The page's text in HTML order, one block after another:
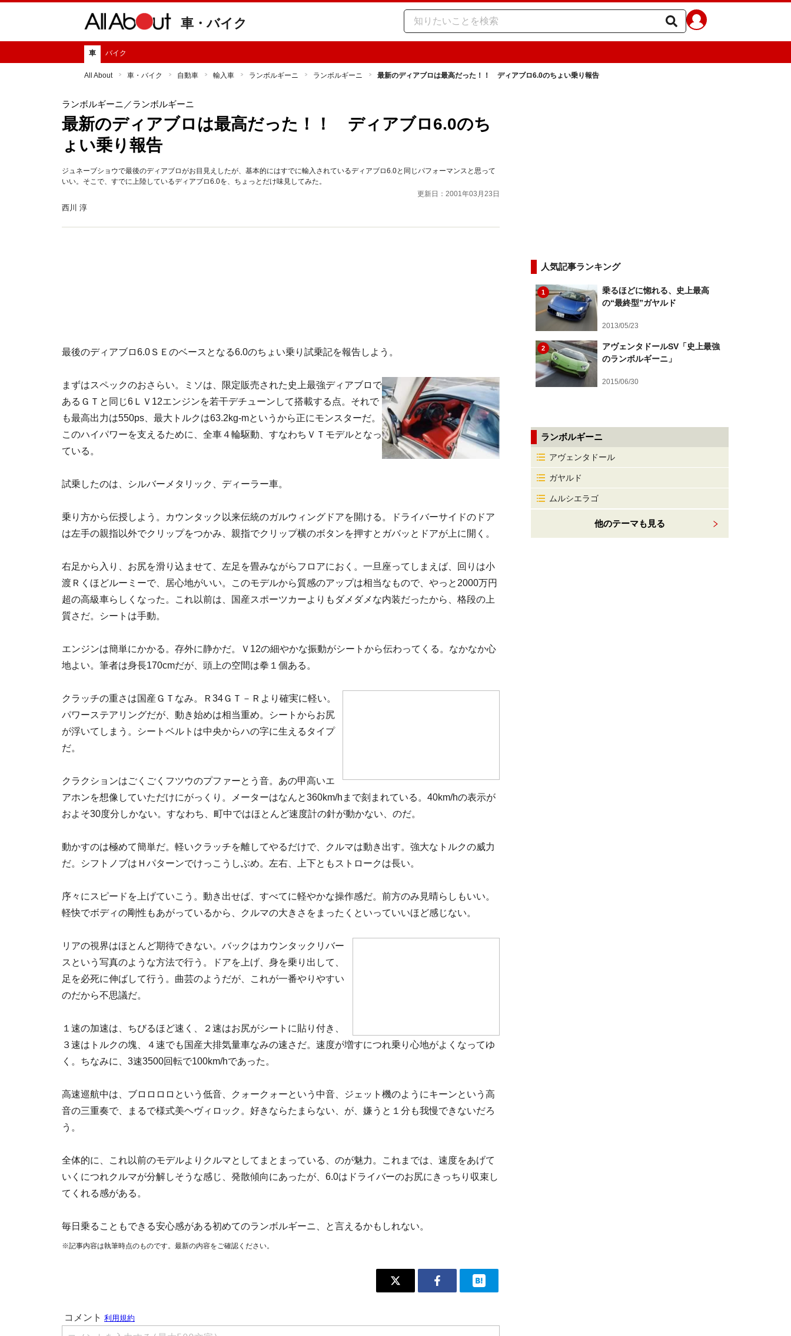
車・バイク
車 バイク
All About 車・バイク 自動車 輸入車 ランボルギーニ ランボルギーニ 最新のディアブロは最高だった！！ ディアブロ6.0のちょい乗り報告
ランボルギーニ ／ランボルギーニ
最新のディアブロは最高だった！！ ディアブロ6.0のち
ょい乗り報告
ジュネーブショウで最後のディアブロがお目見えしたが、基本的にはすでに輸入されているディアブロ6.0と同じパフォーマンスと思って
いい。そこで、すでに上陸しているディアブロ6.0を、ちょっとだけ味見してみた。
更新日：2001年03月23日
西川 淳
最後のディアブロ6.0ＳＥのベースとなる6.0のちょい乗り試乗記を報告しよう。
まずはスペックのおさらい。ミソは、限定販売された史上最強ディアブロで
あるＧＴと同じ6ＬＶ12エンジンを若干デチューンして搭載する点。それで
も最高出力は550ps、最大トルクは63.2kg-mというから正にモンスターだ。
このハイパワーを支えるために、全車４輪駆動、すなわちＶＴモデルとなっ
ている。
試乗したのは、シルバーメタリック、ディーラー車。
乗り方から伝授しよう。カウンタック以来伝統のガルウィングドアを開ける。ドライバーサイドのドア
は左手の親指以外でクリップをつかみ、親指でクリップ横のボタンを押すとガバッとドアが上に開く。
右足から入り、お尻を滑り込ませて、左足を畳みながらフロアにおく。一旦座ってしまえば、回りは小
渡Ｒくほどルーミーで、居心地がいい。このモデルから質感のアップは相当なもので、やっと2000万円
超の高級車らしくなった。これ以前は、国産スポーツカーよりもダメダメな内装だったから、格段の上
質さだ。シートは手動。
エンジンは簡単にかかる。存外に静かだ。Ｖ12の細やかな振動がシートから伝わってくる。なかなか心
地よい。筆者は身長170cmだが、頭上の空間は拳１個ある。
クラッチの重さは国産ＧＴなみ。Ｒ34ＧＴ－Ｒより確実に軽い。
パワーステアリングだが、動き始めは相当重め。シートからお尻
が浮いてしまう。シートベルトは中央からハの字に生えるタイプ
だ。
クラクションはごくごくフツウのプファーとう音。あの甲高いエ
アホンを想像していただけにがっくり。メーターはなんと360km/hまで刻まれている。40km/hの表示が
およそ30度分しかない。すなわち、町中ではほとんど速度計の針が動かない、のだ。
動かすのは極めて簡単だ。軽いクラッチを離してやるだけで、クルマは動き出す。強大なトルクの威力
だ。シフトノブはＨパターンでけっこうしぶめ。左右、上下ともストロークは長い。
序々にスピードを上げていこう。動き出せば、すべてに軽やかな操作感だ。前方のみ見晴らしもいい。
軽快でボディの剛性もあがっているから、クルマの大きさをまったくといっていいほど感じない。
リアの視界はほとんど期待できない。バックはカウンタックリバー
スという写真のような方法で行う。ドアを上げ、身を乗り出して、
足を必死に伸ばして行う。曲芸のようだが、これが一番やりやすい
のだから不思議だ。
１速の加速は、ちびるほど速く、２速はお尻がシートに貼り付き、
３速はトルクの塊、４速でも国産大排気量車なみの速さだ。速度が増すにつれ乗り心地がよくなってゆ
く。ちなみに、3速3500回転で100km/hであった。
高速巡航中は、ブロロロロという低音、クォークォーという中音、ジェット機のようにキーンという高
音の三重奏で、まるで様式美ヘヴィロック。好きならたまらない、が、嫌うと１分も我慢できないだろ
う。
全体的に、これ以前のモデルよりクルマとしてまとまっている、のが魅力。これまでは、速度をあげて
いくにつれクルマが分解しそうな感じ、発散傾向にあったが、6.0はドライバーのお尻にきっちり収束し
てくれる感がある。
毎日乗ることもできる安心感がある初めてのランボルギーニ、と言えるかもしれない。
※記事内容は執筆時点のものです。最新の内容をご確認ください。
人気記事ランキング
1
乗るほどに惚れる、史上最高
の“最終型”ガヤルド
2013/05/23
2
アヴェンタドールSV「史上最強
のランボルギーニ」
2015/06/30
ランボルギーニ
アヴェンタドール
ガヤルド
ムルシエラゴ
他のテーマも見る